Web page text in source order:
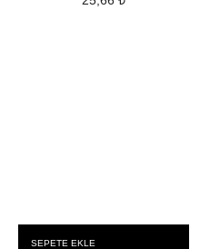
SEPETE EKLE